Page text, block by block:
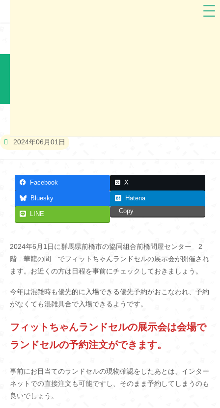
2024年06月01日
Facebook X
Bluesky Hatena
LINE Copy
2024年6月1日に群馬県前橋市の協同組合前橋問屋センター 2
階 華龍の間 でフィットちゃんランドセルの展示会が開催され
ます。お近くの方は日程を事前にチェックしておきましょう。
今年は混雑時も優先的に入場できる優先予約がおこなわれ、予約
がなくても混雑具合で入場できるようです。
フィットちゃんランドセルの展示会は会場で
ランドセルの予約注文ができます。
事前にお目当てのランドセルの現物確認をしたあとは、インター
ネットでの直接注文も可能ですし、そのまま予約してしまうのも
良いでしょう。